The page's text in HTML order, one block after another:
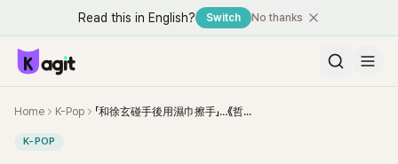
Read this in English? Switch No thanks
Home K-Pop 「和徐玄碰手後用濕巾擦手」…《哲仁王后》金正賢陷契約紛爭「態度爭議」再成焦點?
K-POP